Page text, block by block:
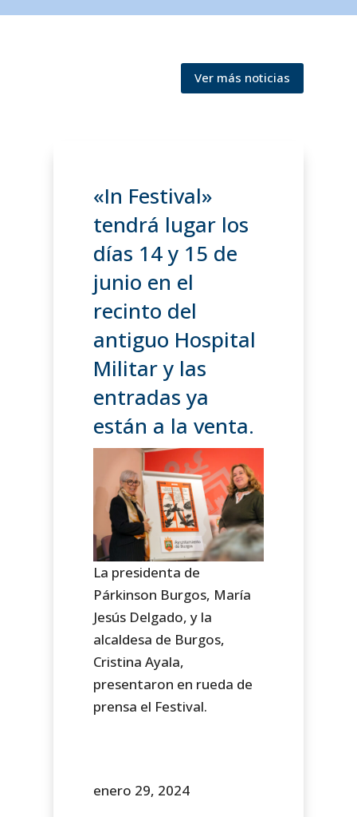
Ver más noticias
«In Festival»
tendrá lugar los
días 14 y 15 de
junio en el
recinto del
antiguo Hospital
Militar y las
entradas ya
están a la venta.
La presidenta de
Párkinson Burgos, María
Jesús Delgado, y la
alcaldesa de Burgos,
Cristina Ayala,
presentaron en rueda de
prensa el Festival.
enero 29, 2024